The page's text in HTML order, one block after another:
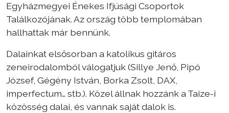
Egyházmegyei Énekes Ifjúsági Csoportok
Találkozójának. Az ország több templomában
hallhattak már bennünk.
Dalainkat elsősorban a katolikus gitáros
zeneirodalomból válogatjuk (Sillye Jenő, Pipó
József, Gégény István, Borka Zsolt, DAX,
imperfectum… stb.). Közel állnak hozzánk a Taize-i
közösség dalai, és vannak saját dalok is.